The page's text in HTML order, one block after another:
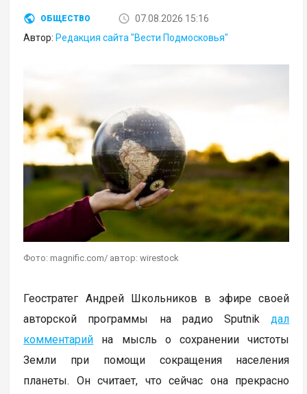
ОБЩЕСТВО
07.08.2026 15:16
Автор: Редакция сайта "Вести Подмосковья"
Фото: magnific.com/ автор: wirestock
Геостратег Андрей Школьников в эфире своей
авторской программы на радио Sputnikдал
комментарий на мысль о сохранении чистоты
Земли при помощи сокращения населения
планеты. Он считает, что сейчас она прекрасно